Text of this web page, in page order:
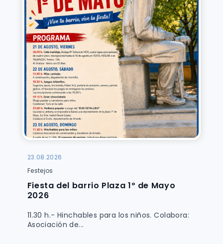
23.08.2026
Festejos
Fiesta del barrio Plaza 1º de Mayo
2026
11.30 h.- Hinchables para los niños. Colabora:
Asociación de...
»